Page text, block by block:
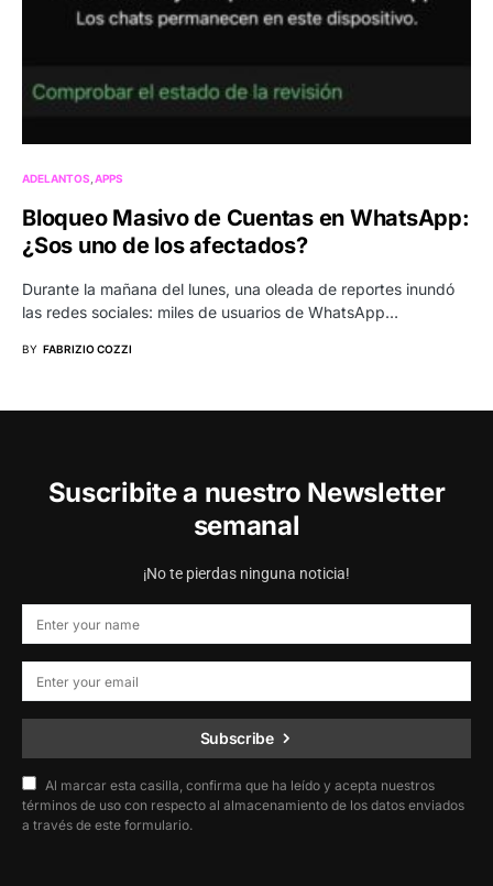
ADELANTOS APPS
Bloqueo Masivo de Cuentas en WhatsApp:
¿Sos uno de los afectados?
Durante la mañana del lunes, una oleada de reportes inundó
las redes sociales: miles de usuarios de WhatsApp…
BY FABRIZIO COZZI
Suscribite a nuestro Newsletter
semanal
¡No te pierdas ninguna noticia!
Subscribe
Al marcar esta casilla, confirma que ha leído y acepta nuestros
términos de uso con respecto al almacenamiento de los datos enviados
a través de este formulario.